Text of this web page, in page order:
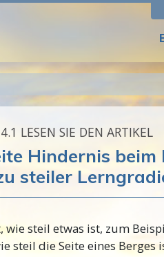
4.‎1 LESEN SIE DEN ARTIKEL
Hindernis beim
steiler
wie steil etwas ist, zum
steil die Seite eines Berges